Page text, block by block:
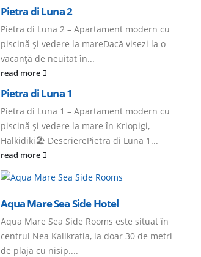
Pietra di Luna 2
Pietra di Luna 2 – Apartament modern cu
piscină și vedere la mareDacă visezi la o
vacanță de neuitat în...
read more
Pietra di Luna 1
Pietra di Luna 1 – Apartament modern cu
piscină și vedere la mare în Kriopigi,
Halkidiki🏖️ DescrierePietra di Luna 1...
read more
Aqua Mare Sea Side Hotel
Aqua Mare Sea Side Rooms este situat în
centrul Nea Kalikratia, la doar 30 de metri
de plaja cu nisip....